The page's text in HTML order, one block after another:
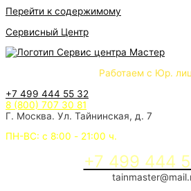
Перейти к содержимому
Сервисный Центр
Работаем с Юр.
+7 499 444 55 32
8 (800) 707 30 81
Г. Москва. Ул. Тайнинская, д. 7
ПН-ВС: с 8:00 - 21:00 ч.
+7 499 444